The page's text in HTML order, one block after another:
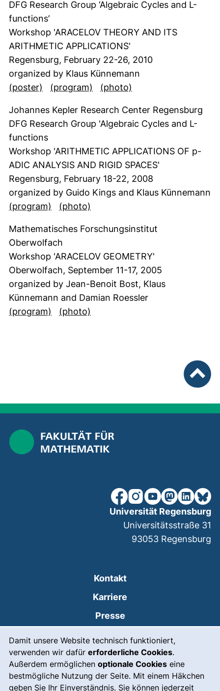
Damit unsere Website technisch funktioniert,
verwenden wir dafür erforderliche Cookies.
Außerdem ermöglichen optionale Cookies eine
bestmögliche Nutzung der Seite. Mit einem Häkchen
geben Sie Ihr Einverständnis. Sie können jederzeit
DFG Research Group ‘Algebraic Cycles and L-
functions’
Workshop 'ARACELOV THEORY AND ITS
ARITHMETIC APPLICATIONS'
Regensburg, February 22-26, 2010
organized by Klaus Künnemann
(poster) (öffnet neues Fenster). (nicht barrierefrei)
(program) (öffnet neues Fenster).
(photo)
Johannes Kepler Research Center Regensburg
DFG Research Group 'Algebraic Cycles and L-
functions
Workshop 'ARITHMETIC APPLICATIONS OF p-
ADIC ANALYSIS AND RIGID SPACES'
Regensburg, February 18-22, 2008
organized by Guido Kings and Klaus Künnemann
(program) (öffnet neues Fenster). (nicht
(photo)
Mathematisches Forschungsinstitut
Oberwolfach
Workshop 'ARACELOV GEOMETRY'
Oberwolfach, September 11-17, 2005
organized by Jean-Benoit Bost, Klaus
Künnemann and Damian Roessler
(program) (öffnet neues Fenster). (nicht
(photo)
unsere Facebook-Seite
unsere Instagram-
unsere YouTube-
unsereunsere
Kontakt
Karriere
Presse
Leichte Sprache
Gebärdensprache
Universität Regensburg
Universitätsstraße 31
93053 Regensburg